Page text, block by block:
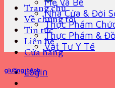
Trang chủ
Về chúng tôi
Tin tức
Liên hệ
Cửa hàng
Login
Nhà Cửa & Đời
Thực Phẩm
Thực Phẩm &
Vật Tư Y Tế
giường bệnh